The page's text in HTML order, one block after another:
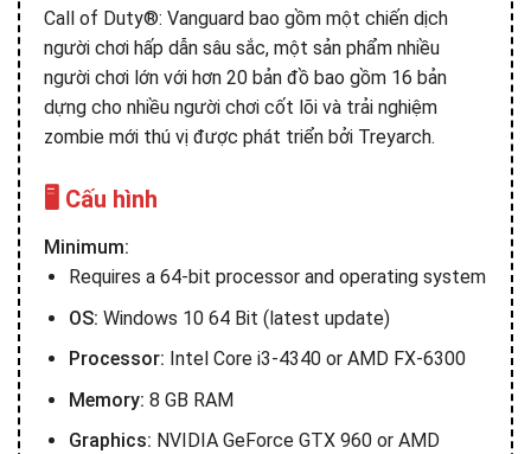
Call of Duty®: Vanguard bao gồm một chiến dịch
người chơi hấp dẫn sâu sắc, một sản phẩm nhiều
người chơi lớn với hơn 20 bản đồ bao gồm 16 bản
dựng cho nhiều người chơi cốt lõi và trải nghiệm
zombie mới thú vị được phát triển bởi Treyarch.
🖥️ Cấu hình
Minimum:
Requires a 64-bit processor and operating system
OS: Windows 10 64 Bit (latest update)
Processor: Intel Core i3-4340 or AMD FX-6300
Memory: 8 GB RAM
Graphics: NVIDIA GeForce GTX 960 or AMD